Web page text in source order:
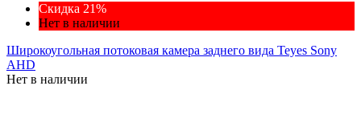
Скидка 21%
Нет в наличии
Широкоугольная потоковая камера заднего вида Teyes Sony
AHD
Нет в наличии